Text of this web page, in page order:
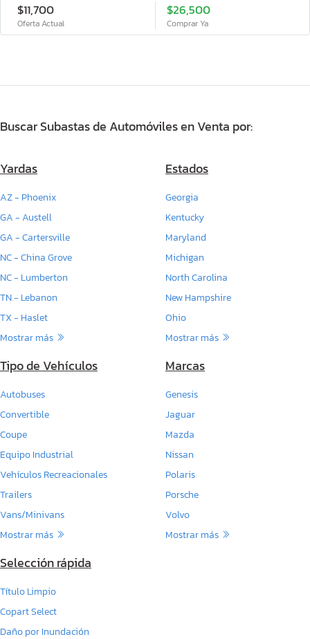
$11,700
Oferta Actual
$26,500
Comprar Ya
Buscar Subastas de Automóviles en Venta por:
Yardas
AZ - Phoenix
GA - Austell
GA - Cartersville
NC - China Grove
NC - Lumberton
TN - Lebanon
TX - Haslet
Mostrar más
Estados
Georgia
Kentucky
Maryland
Michigan
North Carolina
New Hampshire
Ohio
Mostrar más
Tipo de Vehículos
Autobuses
Convertible
Coupe
Equipo Industrial
Vehículos Recreacionales
Trailers
Vans/Minivans
Mostrar más
Marcas
Genesis
Jaguar
Mazda
Nissan
Polaris
Porsche
Volvo
Mostrar más
Selección rápida
Título Limpio
Copart Select
Daño por Inundación